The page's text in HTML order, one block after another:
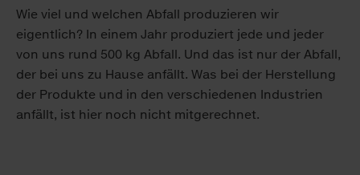
Wie viel und welchen Abfall produzieren wir
eigentlich? In einem Jahr produziert jede und jeder
von uns rund 500 kg Abfall. Und das ist nur der Abfall,
der bei uns zu Hause anfällt. Was bei der Herstellung
der Produkte und in den verschiedenen Industrien
anfällt, ist hier noch nicht mitgerechnet.